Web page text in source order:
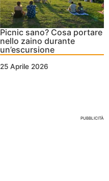
Picnic sano? Cosa portare
nello zaino durante
un’escursione
25 Aprile 2026
PUBBLICITÀ